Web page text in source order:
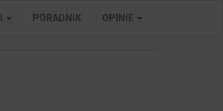
PORADNIK OPINIE